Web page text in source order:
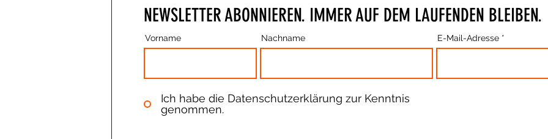
NEWSLETTER ABONNIEREN. IMMER AUF DEM LAUFENDEN BLEIBEN.
Vorname Nachname E-Mail-Adresse
Ich habe die Datenschutzerklärung zur Kenntnis
genommen.